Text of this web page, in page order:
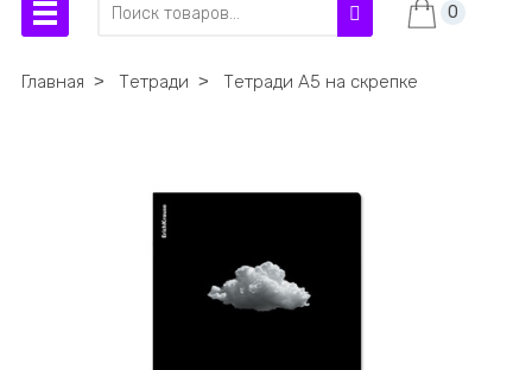
0
Главная ˃ Тетради ˃ Тетради А5 на скрепке